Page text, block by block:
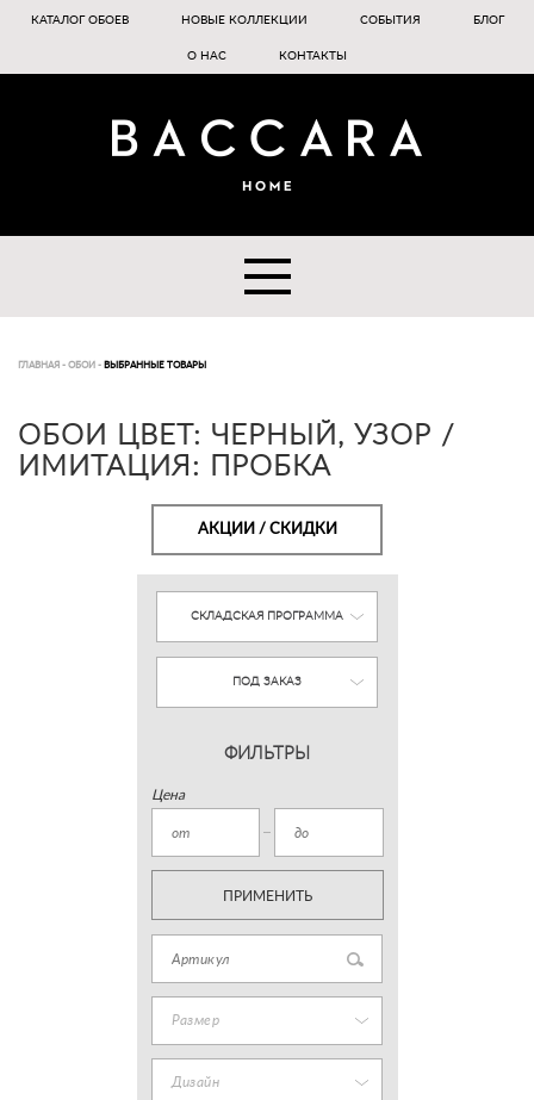
КАТАЛОГ ОБОЕВ НОВЫЕ КОЛЛЕКЦИИ СОБЫТИЯ БЛОГ
О НАС КОНТАКТЫ
ГЛАВНАЯ - ОБОИ - ВЫБРАННЫЕ ТОВАРЫ
ОБОИ ЦВЕТ: ЧЕРНЫЙ, УЗОР /
ИМИТАЦИЯ: ПРОБКА
АКЦИИ / СКИДКИ
СКЛАДСКАЯ ПРОГРАММА
ПОД ЗАКАЗ
ФИЛЬТРЫ
Цена
ПРИМЕНИТЬ
Размер
Дизайн